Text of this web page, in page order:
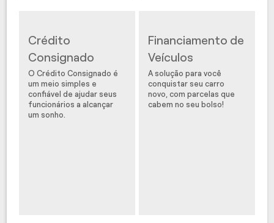
Crédito
Consignado
O Crédito Consignado é
um meio simples e
confiável de ajudar seus
funcionários a alcançar
um sonho.
Financiamento de
Veículos
A solução para você
conquistar seu carro
novo, com parcelas que
cabem no seu bolso!